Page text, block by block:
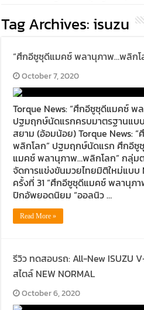
Tag Archives: isuzu
“ศึกอีซูซุดีแมคซ์ พลานุภาพ…พลิก
October 7, 2020
Torque News: “ศึกอีซูซุดีแมคซ์ พ
ปฐมฤกษ์นัดแรกครบมาตรฐานแบ
สยาม (อ้อมน้อย) Torque News:
พลิกโลก” ปฐมฤกษ์นัดแรก ศึกอีซู
แมคซ์ พลานุภาพ…พลิกโลก” กลุ่ม
จัดการแข่งขันมวยไทยมิติใหม่แบ
ครั้งที่ 31 “ศึกอีซูซุดีแมคซ์ พลานุภ
ปิกอัพยอดนิยม “ออลนิว …
Read More »
รีวิว ทดสอบรถ: All-New ISUZU
สไตล์ NEW NORMAL
October 6, 2020